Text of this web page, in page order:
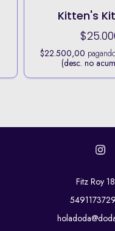
Kitten's
$22.500,00
(desc. no
Fitz Roy